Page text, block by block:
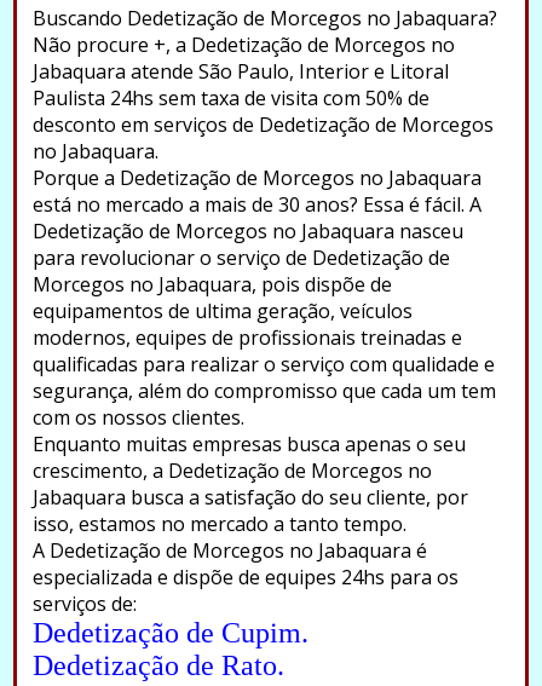
Buscando Dedetização de Morcegos no Jabaquara?
Não procure +, a Dedetização de Morcegos no
Jabaquara atende São Paulo, Interior e Litoral
Paulista 24hs sem taxa de visita com 50% de
desconto em serviços de Dedetização de Morcegos
no Jabaquara.
Porque a Dedetização de Morcegos no Jabaquara
está no mercado a mais de 30 anos? Essa é fácil. A
Dedetização de Morcegos no Jabaquara nasceu
para revolucionar o serviço de Dedetização de
Morcegos no Jabaquara, pois dispõe de
equipamentos de ultima geração, veículos
modernos, equipes de profissionais treinadas e
qualificadas para realizar o serviço com qualidade e
segurança, além do compromisso que cada um tem
com os nossos clientes.
Enquanto muitas empresas busca apenas o seu
crescimento, a Dedetização de Morcegos no
Jabaquara busca a satisfação do seu cliente, por
isso, estamos no mercado a tanto tempo.
A Dedetização de Morcegos no Jabaquara é
especializada e dispõe de equipes 24hs para os
serviços de:
Dedetização de Cupim.
Dedetização de Rato.